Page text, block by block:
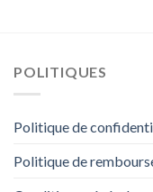
POLITIQUES
Politique de
Politique de